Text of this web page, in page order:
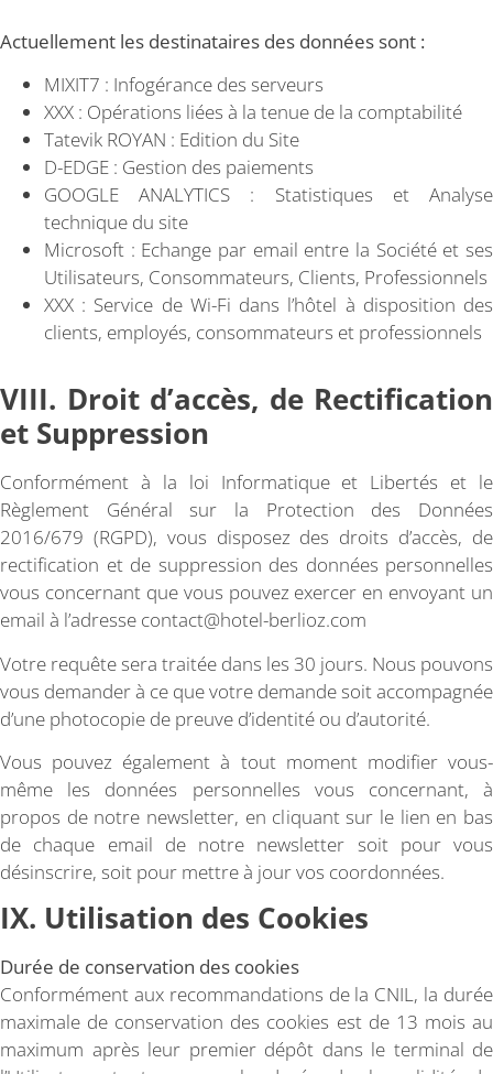
Actuellement les destinataires des données sont :
MIXIT7 : Infogérance des serveurs
XXX : Opérations liées à la tenue de la comptabilité
Tatevik ROYAN : Edition du Site
D-EDGE : Gestion des paiements
GOOGLE ANALYTICS : Statistiques et Analyse
technique du site
Microsoft : Echange par email entre la Société et ses
Utilisateurs, Consommateurs, Clients, Professionnels
XXX : Service de Wi-Fi dans l’hôtel à disposition des
clients, employés, consommateurs et professionnels
VIII. Droit d’accès, de Rectification
et Suppression
Conformément à la loi Informatique et Libertés et le
Règlement Général sur la Protection des Données
2016/679 (RGPD), vous disposez des droits d’accès, de
rectification et de suppression des données personnelles
vous concernant que vous pouvez exercer en envoyant un
email à l’adresse contact@hotel-berlioz.com
Votre requête sera traitée dans les 30 jours. Nous pouvons
vous demander à ce que votre demande soit accompagnée
d’une photocopie de preuve d’identité ou d’autorité.
Vous pouvez également à tout moment modifier vous-
même les données personnelles vous concernant, à
propos de notre newsletter, en cliquant sur le lien en bas
de chaque email de notre newsletter soit pour vous
désinscrire, soit pour mettre à jour vos coordonnées.
IX. Utilisation des Cookies
Durée de conservation des cookies
Conformément aux recommandations de la CNIL, la durée
maximale de conservation des cookies est de 13 mois au
maximum après leur premier dépôt dans le terminal de